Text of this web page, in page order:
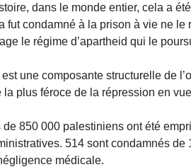
dans le monde entier, cela a
fut condamné à la prison à vie ne
le régime d’apartheid qui le
est une composante structurelle de
la plus féroce de la répression en
850 000 palestiniens ont été
514 sont condamnés
médicale.